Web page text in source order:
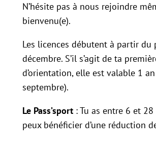
N’hésite pas à nous rejoindre
bienvenu(e).
Les licences débutent à partir du
décembre. S’il s’agit de ta
d’orientation, elle est valable 1
septembre).
Le Pass’sport : Tu as entre 6 et
peux bénéficier d’une réduction